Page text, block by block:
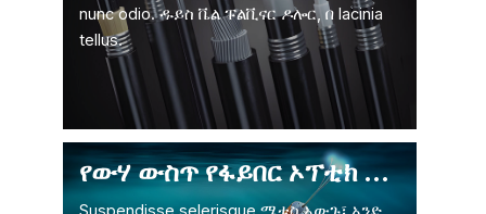
nunc odio. ዱይስ ቬል ፑልቪናር ዶሎር, በ lacinia
tellus.
የውሃ ውስጥ የፋይበር ኦፕቲክ ገመድ